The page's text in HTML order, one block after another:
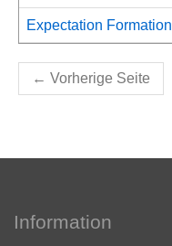
Expectation Formation
← Vorherige Seite
Information